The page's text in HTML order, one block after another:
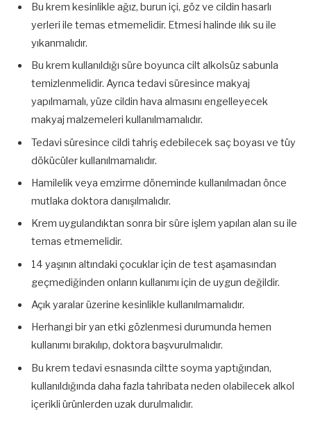
Bu krem kesinlikle ağız, burun içi, göz ve cildin hasarlı
yerleri ile temas etmemelidir. Etmesi halinde ılık su ile
yıkanmalıdır.
Bu krem kullanıldığı süre boyunca cilt alkolsüz sabunla
temizlenmelidir. Ayrıca tedavi süresince makyaj
yapılmamalı, yüze cildin hava almasını engelleyecek
makyaj malzemeleri kullanılmamalıdır.
Tedavi süresince cildi tahriş edebilecek saç boyası ve tüy
dökücüler kullanılmamalıdır.
Hamilelik veya emzirme döneminde kullanılmadan önce
mutlaka doktora danışılmalıdır.
Krem uygulandıktan sonra bir süre işlem yapılan alan su ile
temas etmemelidir.
14 yaşının altındaki çocuklar için de test aşamasından
geçmediğinden onların kullanımı için de uygun değildir.
Açık yaralar üzerine kesinlikle kullanılmamalıdır.
Herhangi bir yan etki gözlenmesi durumunda hemen
kullanımı bırakılıp, doktora başvurulmalıdır.
Bu krem tedavi esnasında ciltte soyma yaptığından,
kullanıldığında daha fazla tahribata neden olabilecek alkol
içerikli ürünlerden uzak durulmalıdır.